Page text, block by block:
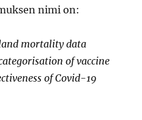
nimi on:
mortality data
of vaccine
of Covid-19